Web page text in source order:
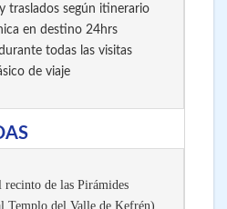
traslados según itinerario
en destino 24hrs
todas las visitas
de viaje
recinto de las Pirámides
Templo del Valle de Kefrén)